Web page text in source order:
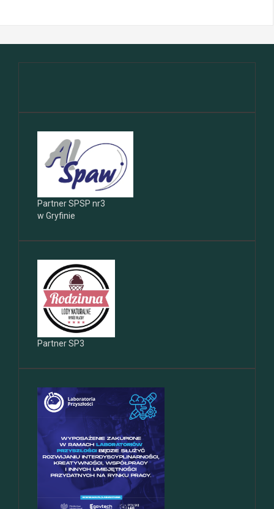
Partner SPSP nr3
w Gryfinie
Partner SP3